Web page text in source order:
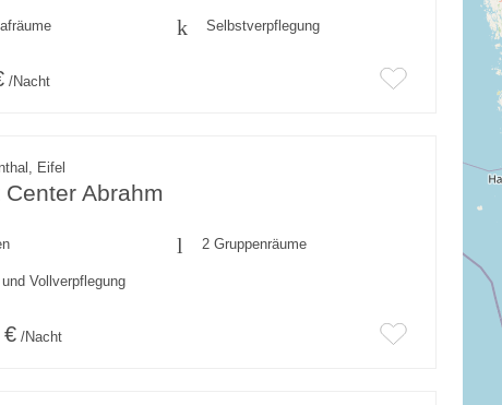
Selbstverpflegung
/Nacht
Eifel
Center Abrahm
2 Gruppenräume
Vollverpflegung
€ /Nacht